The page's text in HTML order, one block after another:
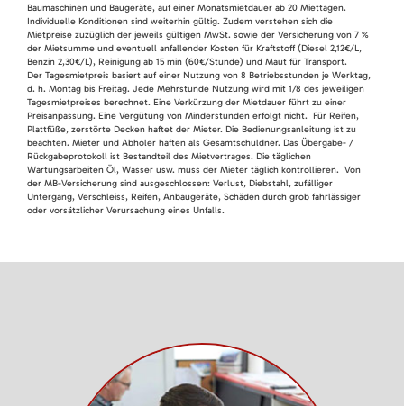
Baumaschinen und Baugeräte, auf einer Monatsmietdauer ab 20 Miettagen.
Individuelle Konditionen sind weiterhin gültig. Zudem verstehen sich die
Mietpreise zuzüglich der jeweils gültigen MwSt. sowie der Versicherung von 7 %
der Mietsumme und eventuell anfallender Kosten für Kraftstoff (Diesel 2,12€/L,
Benzin 2,30€/L), Reinigung ab 15 min (60€/Stunde) und Maut für Transport.
Der Tagesmietpreis basiert auf einer Nutzung von 8 Betriebsstunden je Werktag,
d. h. Montag bis Freitag. Jede Mehrstunde Nutzung wird mit 1/8 des jeweiligen
Tagesmietpreises berechnet. Eine Verkürzung der Mietdauer führt zu einer
Preisanpassung. Eine Vergütung von Minderstunden erfolgt nicht. Für Reifen,
Plattfüße, zerstörte Decken haftet der Mieter. Die Bedienungsanleitung ist zu
beachten. Mieter und Abholer haften als Gesamtschuldner. Das Übergabe- /
Rückgabeprotokoll ist Bestandteil des Mietvertrages. Die täglichen
Wartungsarbeiten Öl, Wasser usw. muss der Mieter täglich kontrollieren. Von
der MB-Versicherung sind ausgeschlossen: Verlust, Diebstahl, zufälliger
Untergang, Verschleiss, Reifen, Anbaugeräte, Schäden durch grob fahrlässiger
oder vorsätzlicher Verursachung eines Unfalls.